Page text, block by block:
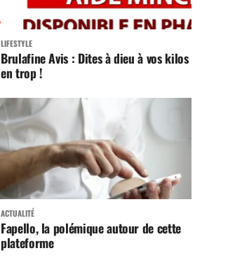
LIFESTYLE
Brulafine Avis : Dites à dieu à vos kilos
en trop !
ACTUALITÉ
Fapello, la polémique autour de cette
plateforme